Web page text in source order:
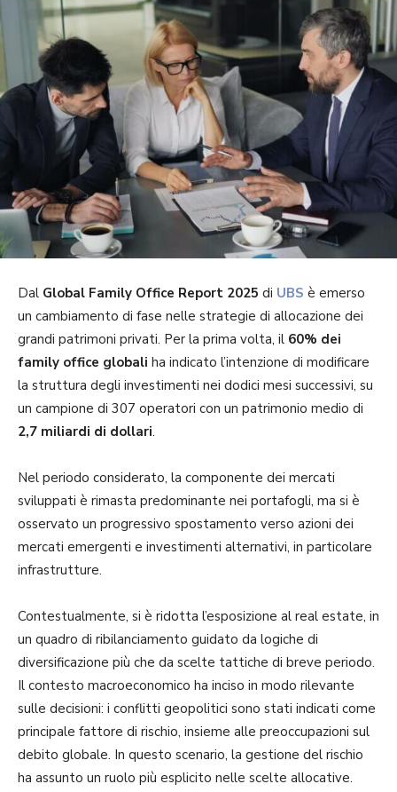
Dal Global Family Office Report 2025 di UBS è emerso
un cambiamento di fase nelle strategie di allocazione dei
grandi patrimoni privati. Per la prima volta, il 60% dei
family office globali ha indicato l’intenzione di modificare
la struttura degli investimenti nei dodici mesi successivi, su
un campione di 307 operatori con un patrimonio medio di
2,7 miliardi di dollari.
Nel periodo considerato, la componente dei mercati
sviluppati è rimasta predominante nei portafogli, ma si è
osservato un progressivo spostamento verso azioni dei
mercati emergenti e investimenti alternativi, in particolare
infrastrutture.
Contestualmente, si è ridotta l’esposizione al real estate, in
un quadro di ribilanciamento guidato da logiche di
diversificazione più che da scelte tattiche di breve periodo.
Il contesto macroeconomico ha inciso in modo rilevante
sulle decisioni: i conflitti geopolitici sono stati indicati come
principale fattore di rischio, insieme alle preoccupazioni sul
debito globale. In questo scenario, la gestione del rischio
ha assunto un ruolo più esplicito nelle scelte allocative.